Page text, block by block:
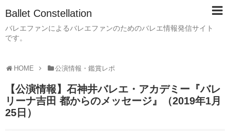
Ballet Constellation
バレエファンによるバレエファンのためのバレエ情報発信サイト
です。
HOME 公演情報・鑑賞レポ
【公演情報】石神井バレエ・アカデミー『バレ
リーナ吉田 都からのメッセージ』（2019年1月
25日）